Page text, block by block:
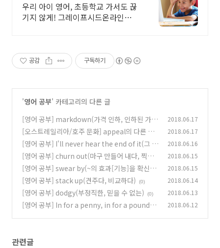
우리 아이 영어, 초등학교 가서도 끊
기지 않게! 그레이프시드온라인해
공감 구독하기
'영어 공부' 카테고리의 다른 글
[영어 공부] markdown(가격 인하, 인하된 가
격)
(0)
2018.06.17
[오스트레일리아/호주 문화] appeal의 다른 뜻
(0)
2018.06.17
[영어 공부] I'll never hear the end of it(그 얘
기 귀에 딱지 앉을 때까지 들을걸) (0)
2018.06.16
[영어 공부] churn out(마구 만들어 내다, 찍어
내다)
(0)
2018.06.15
[영어 공부] swear by(~의 효과[기능]을 확신하
다)
(0)
2018.06.15
[영어 공부] stack up(견주다, 비교하다) (0) 2018.06.14
[영어 공부] dodgy(부정직한, 믿을 수 없는) (0) 2018.06.13
[영어 공부] In for a penny, in for a pound(시
2018.06.12
관련글